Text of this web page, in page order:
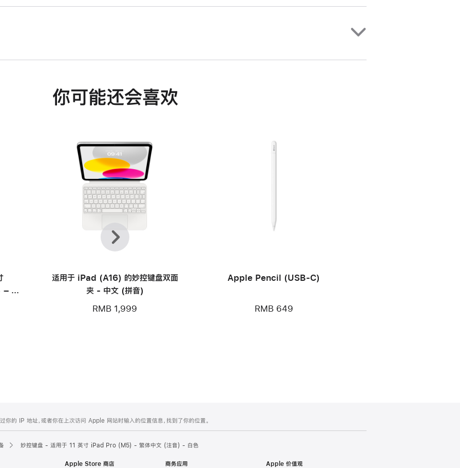
你可能还会喜欢
– 黑
适用于 iPad (A16) 的妙控键盘双面
夹 - 中文 (拼音)
RMB 1,999
Apple Pencil (USB-C)
RMB 649
一
个
一
个
你的 IP 地址，或者你在上次访问 Apple 网站时输入的位置信息，找到了你的位置。
妙控键盘 - 适用于 11 英寸 iPad Pro (M5) - 繁体中文 (注音) - 白色
Apple Store 商店 商务应用 Apple 价值观